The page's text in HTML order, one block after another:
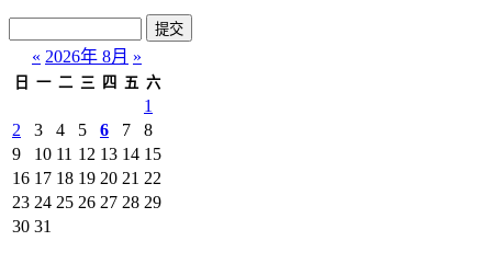
« 2026年 8月 »
日 一 二 三 四 五 六
1
2
3 4 5 6 7
8
9
10 11 12 13 14 15
16 17 18 19 20 21 22
23 24 25 26 27 28 29
30 31